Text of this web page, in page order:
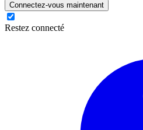
Connectez-vous maintenant
Restez connecté